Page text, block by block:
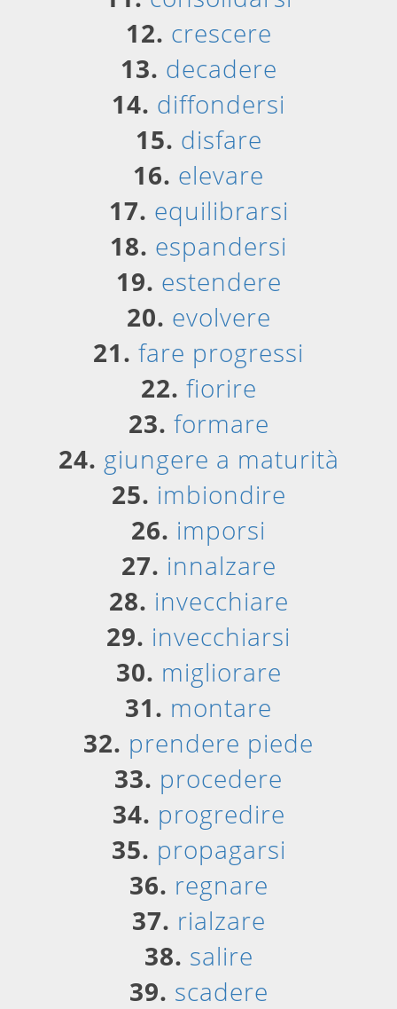
12. crescere
13. decadere
14. diffondersi
15. disfare
16. elevare
17. equilibrarsi
18. espandersi
19. estendere
20. evolvere
21. fare progressi
22. fiorire
23. formare
24. giungere a maturità
25. imbiondire
26. imporsi
27. innalzare
28. invecchiare
29. invecchiarsi
30. migliorare
31. montare
32. prendere piede
33. procedere
34. progredire
35. propagarsi
36. regnare
37. rialzare
38. salire
39. scadere